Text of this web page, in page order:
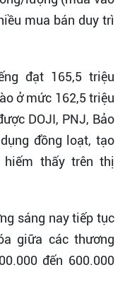
mua bán duy trì
đạt 165,5 triệu
ở mức 162,5 triệu
DOJI, PNJ, Bảo
đồng loạt, tạo
thấy trên thị
sáng nay tiếp tục
giữa các thương
đến 600.000